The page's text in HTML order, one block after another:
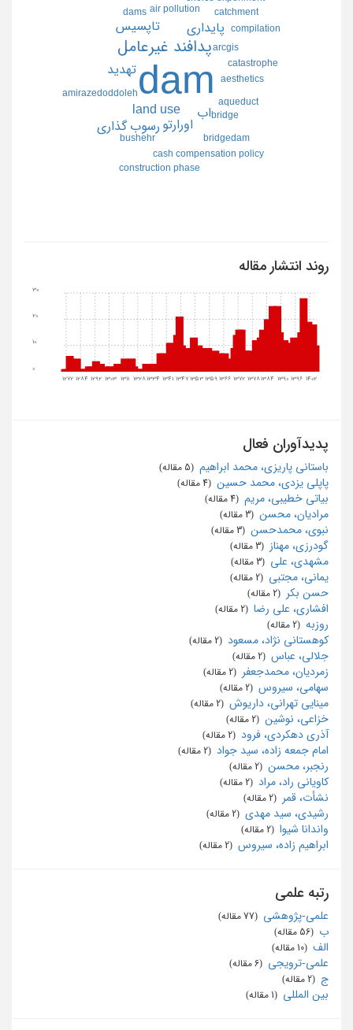
dam
پدافند غيرعامل
land use
اب
اورارتو
تاپسيس
تهديد
رسوب گذاري
پايداري
aesthetics
air pollution
amirazedoddoleh
aqueduct
arcgis
bridge
bridgedam
bushehr
cash compensation policy
catastrophe
catchment
compilation
construction phase
dams
روند انتشار مقاله
1272 1284 1292 1303 1311 13281334 1341 1347 13531359 1366 1372 13781384 1390 1396 1402
10
20
30
پدیدآوران فعال
باستانی پاریزی، محمد ابراهیم
پاپلی یزدی، محمد حسین
بیاتی خطیبی، مریم
مرادیان، محسن
نبوی، محمدحسن
گودرزی، مهناز
مشهدی، علی
یمانی، مجتبی
حسن بکر
افشاری، علی رضا
روزبه
کوهستانی نژاد، مسعود
جلالی، عباس
زمردیان، محمدجعفر
سهامی، سیروس
مینایی تهرانی، داریوش
خزاعی، نوشین
آذری دهکردی، فرود
امام جمعه زاده، سید جواد
رنجبر، محسن
کاویانی راد، مراد
نشأت، قمر
رشیدی، سید مهدی
واندانا شیوا
ابراهیم زاده، سیروس
رتبه علمی
علمی-پژوهشی
ب
الف
علمی-ترویجی
ج
بین المللی